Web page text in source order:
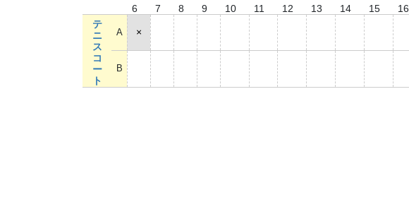
6 7 8 9 10 11 12 13 14 15 16
テ
ニ
ス
コ
ー
ト
A ×
B